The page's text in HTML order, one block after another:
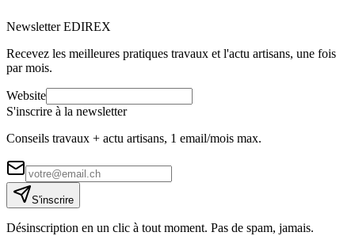
Newsletter EDIREX
Recevez les meilleures pratiques travaux et l'actu artisans, une fois
par mois.
Website
S'inscrire à la newsletter
Conseils travaux + actu artisans, 1 email/mois max.
S'inscrire
Désinscription en un clic à tout moment. Pas de spam, jamais.